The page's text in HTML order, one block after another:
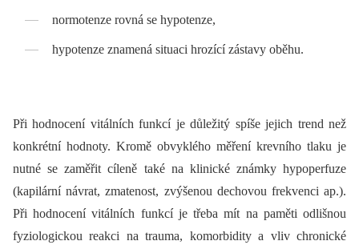
normotenze rovná se hypotenze,
hypotenze znamená situaci hrozící zástavy oběhu.
Při hodnocení vitálních funkcí je důležitý spíše jejich trend než
konkrétní hodnoty. Kromě obvyklého měření krevního tlaku je
nutné se zaměřit cíleně také na klinické známky hypoperfuze
(kapilární návrat, zmatenost, zvýšenou dechovou frekvenci ap.).
Při hodnocení vitálních funkcí je třeba mít na paměti odlišnou
fyziologickou reakci na trauma, komorbidity a vliv chronické